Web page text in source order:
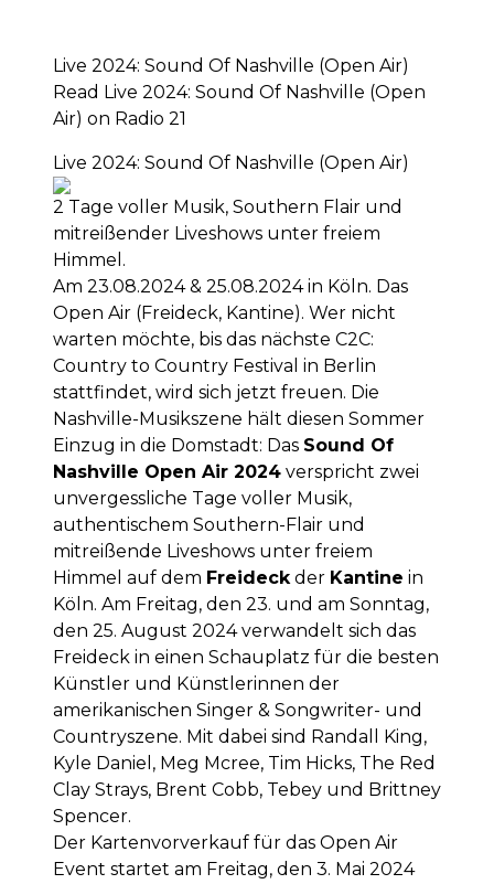
Live 2024: Sound Of Nashville (Open Air)
Read Live 2024: Sound Of Nashville (Open
Air) on Radio 21
Live 2024: Sound Of Nashville (Open Air)
2 Tage voller Musik, Southern Flair und
mitreißender Liveshows unter freiem
Himmel.
Am 23.08.2024 & 25.08.2024 in Köln. Das
Open Air (Freideck, Kantine). Wer nicht
warten möchte, bis das nächste C2C:
Country to Country Festival in Berlin
stattfindet, wird sich jetzt freuen. Die
Nashville-Musikszene hält diesen Sommer
Einzug in die Domstadt: Das Sound Of
Nashville Open Air 2024 verspricht zwei
unvergessliche Tage voller Musik,
authentischem Southern-Flair und
mitreißende Liveshows unter freiem
Himmel auf dem Freideckder Kantine in
Köln. Am Freitag, den 23. und am Sonntag,
den 25. August 2024 verwandelt sich das
Freideck in einen Schauplatz für die besten
Künstler und Künstlerinnen der
amerikanischen Singer & Songwriter- und
Countryszene. Mit dabei sind Randall King,
Kyle Daniel, Meg Mcree, Tim Hicks, The Red
Clay Strays, Brent Cobb, Tebey und Brittney
Spencer.
Der Kartenvorverkauf für das Open Air
Event startet am Freitag, den 3. Mai 2024